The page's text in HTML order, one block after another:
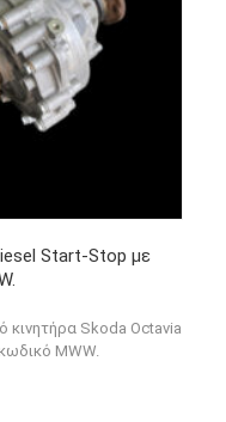
Start-Stop με
κινητήρα Skoda Octavia
MWW.